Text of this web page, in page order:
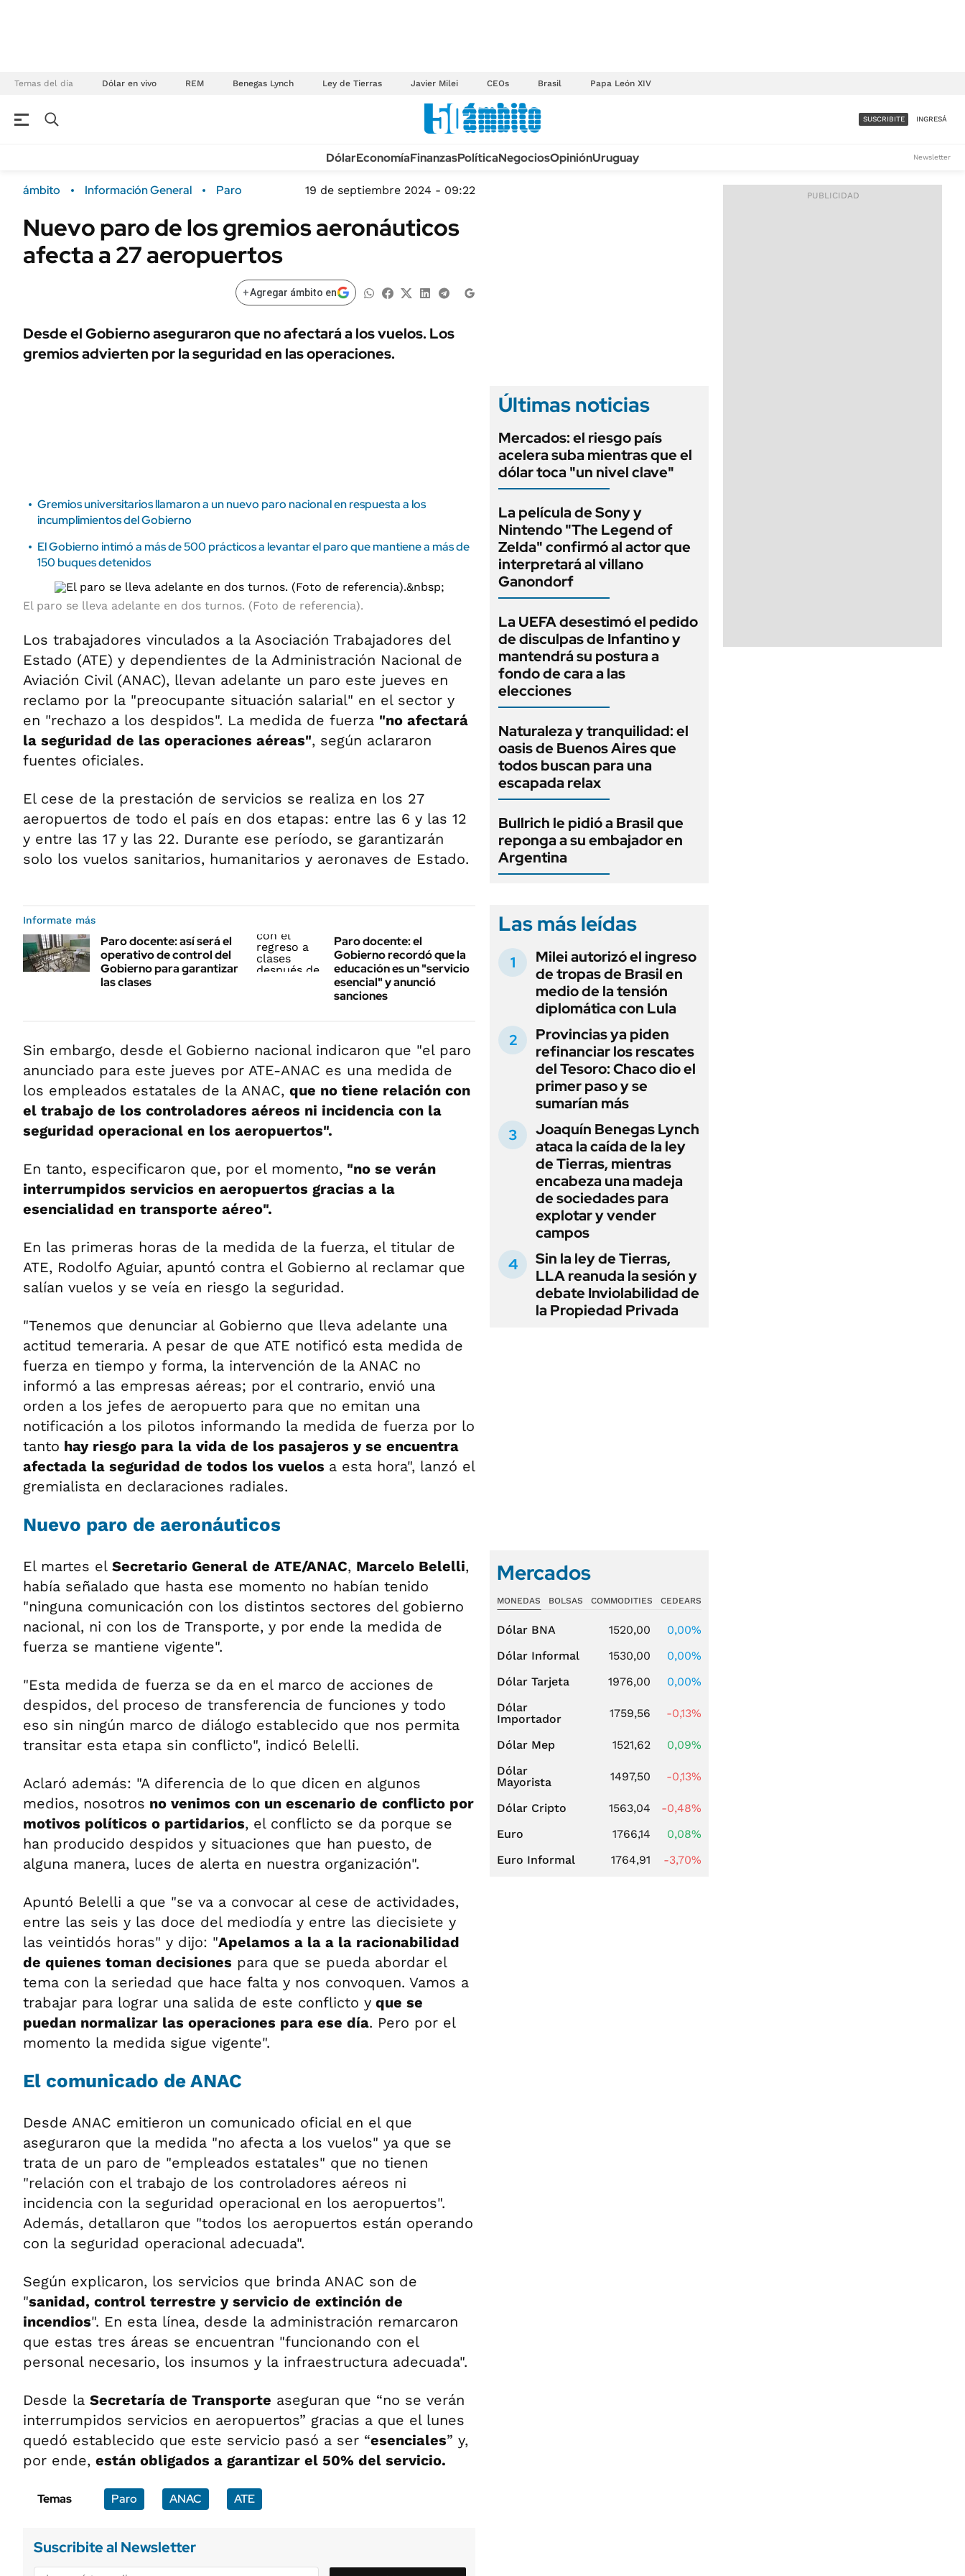
Temas del día Dólar en vivo REM Benegas Lynch Ley de Tierras Javier Milei CEOs Brasil Papa León XIV
Campo
FINANZAS
ÁMBITO DEBATE
MEDIAKIT AMBITO DEBATE
Sustentabilidad
ENERGY REPORT
POLÍTICA
Municipios
TECNOLOGÍA
MÉXICO
MUNDO
LIFESTYLE
AUTOS
ACCESO FULL - $1.800/MES
SUSCRIBITE INGRESÁ
DólarEconomíaFinanzasPolíticaNegociosOpiniónUruguay Newsletter
ámbito Información General Paro 19 de septiembre 2024 - 09:22
Nuevo paro de los gremios aeronáuticos
afecta a 27 aeropuertos
+Agregar ámbito en
Desde el Gobierno aseguraron que no afectará a los vuelos. Los
gremios advierten por la seguridad en las operaciones.
Gremios universitarios llamaron a un nuevo paro nacional en respuesta a los
incumplimientos del Gobierno
El Gobierno intimó a más de 500 prácticos a levantar el paro que mantiene a más de
150 buques detenidos
El paro se lleva adelante en dos turnos. (Foto de referencia).
Los trabajadores vinculados a la Asociación Trabajadores del
Estado (ATE) y dependientes de la Administración Nacional de
Aviación Civil (ANAC), llevan adelante un paro este jueves en
reclamo por la "preocupante situación salarial" en el sector y
en "rechazo a los despidos". La medida de fuerza "no afectará
la seguridad de las operaciones aéreas", según aclararon
fuentes oficiales.
El cese de la prestación de servicios se realiza en los 27
aeropuertos de todo el país en dos etapas: entre las 6 y las 12
y entre las 17 y las 22. Durante ese período, se garantizarán
solo los vuelos sanitarios, humanitarios y aeronaves de Estado.
Informate más
Paro docente: así será el
operativo de control del
Gobierno para garantizar
las clases
Paro docente: el
Gobierno recordó que la
educación es un "servicio
esencial" y anunció
sanciones
Sin embargo, desde el Gobierno nacional indicaron que "el paro
anunciado para este jueves por ATE-ANAC es una medida de
los empleados estatales de la ANAC, que no tiene relación con
el trabajo de los controladores aéreos ni incidencia con la
seguridad operacional en los aeropuertos".
En tanto, especificaron que, por el momento, "no se verán
interrumpidos servicios en aeropuertos gracias a la
esencialidad en transporte aéreo".
En las primeras horas de la medida de la fuerza, el titular de
ATE, Rodolfo Aguiar, apuntó contra el Gobierno al reclamar que
salían vuelos y se veía en riesgo la seguridad.
"Tenemos que denunciar al Gobierno que lleva adelante una
actitud temeraria. A pesar de que ATE notificó esta medida de
fuerza en tiempo y forma, la intervención de la ANAC no
informó a las empresas aéreas; por el contrario, envió una
orden a los jefes de aeropuerto para que no emitan una
notificación a los pilotos informando la medida de fuerza por lo
tanto hay riesgo para la vida de los pasajeros y se encuentra
afectada la seguridad de todos los vuelos a esta hora", lanzó el
gremialista en declaraciones radiales.
Nuevo paro de aeronáuticos
El martes el Secretario General de ATE/ANAC, Marcelo Belelli,
había señalado que hasta ese momento no habían tenido
"ninguna comunicación con los distintos sectores del gobierno
nacional, ni con los de Transporte, y por ende la medida de
fuerza se mantiene vigente".
"Esta medida de fuerza se da en el marco de acciones de
despidos, del proceso de transferencia de funciones y todo
eso sin ningún marco de diálogo establecido que nos permita
transitar esta etapa sin conflicto", indicó Belelli.
Aclaró además: "A diferencia de lo que dicen en algunos
medios, nosotros no venimos con un escenario de conflicto por
motivos políticos o partidarios, el conflicto se da porque se
han producido despidos y situaciones que han puesto, de
alguna manera, luces de alerta en nuestra organización".
Apuntó Belelli a que "se va a convocar al cese de actividades,
entre las seis y las doce del mediodía y entre las diecisiete y
las veintidós horas" y dijo: "Apelamos a la a la racionabilidad
de quienes toman decisiones para que se pueda abordar el
tema con la seriedad que hace falta y nos convoquen. Vamos a
trabajar para lograr una salida de este conflicto y que se
puedan normalizar las operaciones para ese día. Pero por el
momento la medida sigue vigente".
El comunicado de ANAC
Desde ANAC emitieron un comunicado oficial en el que
aseguraron que la medida "no afecta a los vuelos" ya que se
trata de un paro de "empleados estatales" que no tienen
"relación con el trabajo de los controladores aéreos ni
incidencia con la seguridad operacional en los aeropuertos".
Además, detallaron que "todos los aeropuertos están operando
con la seguridad operacional adecuada".
Según explicaron, los servicios que brinda ANAC son de
"sanidad, control terrestre y servicio de extinción de
incendios". En esta línea, desde la administración remarcaron
que estas tres áreas se encuentran "funcionando con el
personal necesario, los insumos y la infraestructura adecuada".
Desde la Secretaría de Transporte aseguran que “no se verán
interrumpidos servicios en aeropuertos” gracias a que el lunes
quedó establecido que este servicio pasó a ser “esenciales” y,
por ende, están obligados a garantizar el 50% del servicio.
Temas Paro ANAC ATE
Suscribite al Newsletter
Últimas noticias
Mercados: el riesgo país
acelera suba mientras que el
dólar toca "un nivel clave"
La película de Sony y
Nintendo "The Legend of
Zelda" confirmó al actor que
interpretará al villano
Ganondorf
La UEFA desestimó el pedido
de disculpas de Infantino y
mantendrá su postura a
fondo de cara a las
elecciones
Naturaleza y tranquilidad: el
oasis de Buenos Aires que
todos buscan para una
escapada relax
Bullrich le pidió a Brasil que
reponga a su embajador en
Argentina
Las más leídas
Milei autorizó el ingreso
de tropas de Brasil en
medio de la tensión
diplomática con Lula
Provincias ya piden
refinanciar los rescates
del Tesoro: Chaco dio el
primer paso y se
sumarían más
Joaquín Benegas Lynch
ataca la caída de la ley
de Tierras, mientras
encabeza una madeja
de sociedades para
explotar y vender
campos
Sin la ley de Tierras,
LLA reanuda la sesión y
debate Inviolabilidad de
la Propiedad Privada
Mercados
MONEDAS BOLSAS COMMODITIES CEDEARS
Dólar BNA 1520,00
0,00%
Dólar Informal
1530,00
0,00%
Dólar Tarjeta
1976,00
0,00%
Dólar
Importador
1759,56 -0,13%
Dólar Mep 1521,62
0,09%
Dólar
Mayorista
1497,50 -0,13%
Dólar Cripto 1563,04
-0,48%
Euro
1766,14
0,08%
Euro Informal
1764,91 -3,70%